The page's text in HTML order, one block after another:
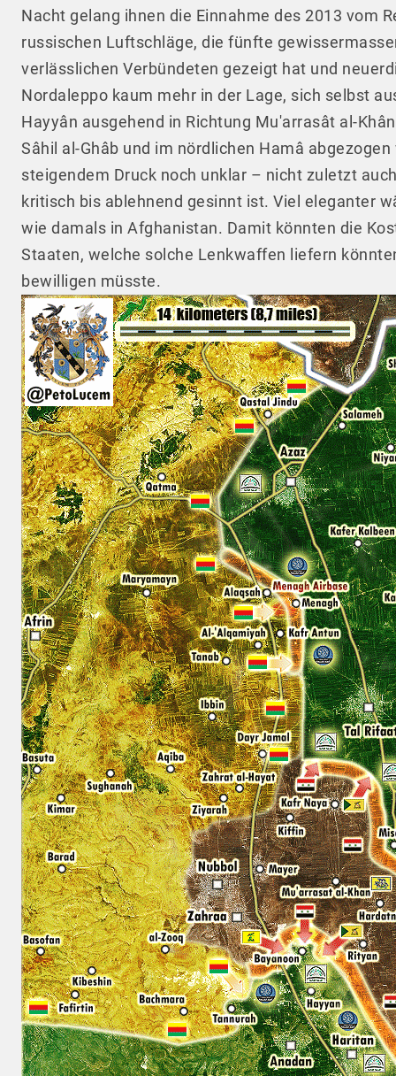
Nacht gelang ihnen die Einnahme des 2013 vom
russischen Luftschläge, die fünfte
verlässlichen Verbündeten gezeigt hat und
Nordaleppo kaum mehr in der Lage, sich selbst
Hayyân ausgehend in Richtung Mu'arrasât al-
Sâhil al-Ghâb und im nördlichen Hamâ
steigendem Druck noch unklar – nicht zuletzt
kritisch bis ablehnend gesinnt ist. Viel eleganter
wie damals in Afghanistan. Damit könnten die
Staaten, welche solche Lenkwaffen liefern
bewilligen müsste.